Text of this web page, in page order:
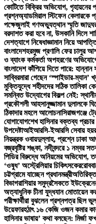
কোটিতে বিক্রির অভিযোগ, গৃহায়নের
প্রশ্নঅ্যাডমিরাল স্টিফেন কেলারকে
পক্ষেজুলাই গণঅভ্যুত্থান স্মৃতি
বরদাশত করা হবে না, উসকানি দিলে
দেশত্যাগে নিষেধাজ্ঞামান নিয়ে
বাংলাদেশহরমুজ প্রণালি ফের চালুর
ও ব্যাংক কর্মকর্তা অপহরণের
বাংলাদেশ কাঁপিয়ে দিতে পারে: হান্নান
সাব্বিরমারা গেছেন ‘স্পাইডার-ম্যান’
মুক্তিযুদ্ধে শহীদদের সঠিক তালিকা
সমন্বিত উদ্যোগের বিকল্প নেই:
প্রকৌশলী আহসানুজ্জামান দুলালকে
ঠিকাদার মহলে আলোচনাসিরাজগঞ্জে
যোগাযোগশেখ হাসিনার বক্তব্য
উপদেষ্টাআইআরসি-ইআরসি সেবায়
নিয়ন্ত্রক ওবায়দুল্লাহ, প্রশ্নে ঢাকা
বজ্রবৃষ্টির শঙ্কা, নদীবন্দরে ১ নম্বর
পিডির বিরুদ্ধে অনিয়মের অভিযোগ,
‘ওষুধ’ অস্ট্রেলিয়ার চিকিৎসকের
চট্টগ্রামে যাচ্ছেন প্রধানমন্ত্রীঅতিরিক্ত
বিভাগরাশিয়ার সমুদ্রসৈকতে
অত্যাধুনিক চীনা যুদ্ধযান মোতায়েন
পরীক্ষার্থীরা বুঝলেন প্রশ্নপত্র ছিল ভুল
উয়েফারহঠাৎ ১৬ কেজি ওজন কমার
হাসিনার ভাষায়’ কথা বলছেন: মির্জা